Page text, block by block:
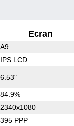
Ecran
A9
IPS LCD
6.53"
84.9%
2340x1080
395 PPP